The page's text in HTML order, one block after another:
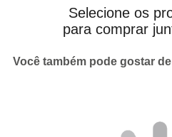
Selecione os
para comprar
Você também pode gostar de